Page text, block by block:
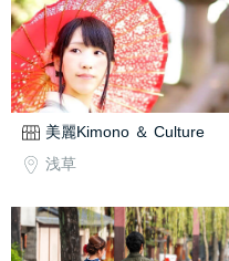
美麗Kimono ＆ Culture
浅草